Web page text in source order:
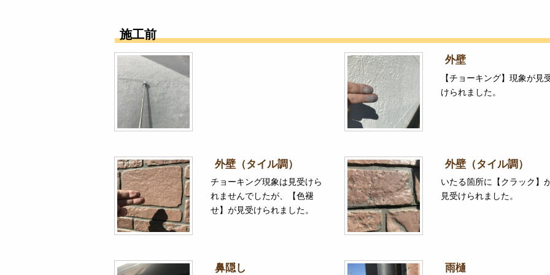
施工前
外壁
【チョーキング】現象が見
けられました。
外壁（タイル調）
チョーキング現象は見受けら
れませんでしたが、【色褪
せ】が見受けられました。
外壁（タイル調）
いたる箇所に【クラック】
見受けられました。
鼻隠し 雨樋